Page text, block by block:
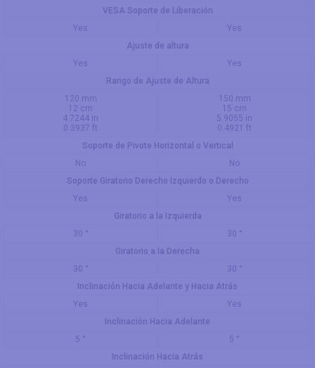
VESA Soporte de Liberación
Yes
Yes
Ajuste de altura
Yes
Yes
Rango de Ajuste de Altura
120 mm
12 cm
4.7244 in
0.3937 ft
150 mm
15 cm
5.9055 in
0.4921 ft
Soporte de Pivote Horizontal o Vertical
No
No
Soporte Giratorio Derecho Izquierdo o Derecho
Yes
Yes
Giratorio a la Izquierda
30 °
30 °
Giratorio a la Derecha
30 °
30 °
Inclinación Hacia Adelante y Hacia Atrás
Yes
Yes
Inclinación Hacia Adelante
5 °
5 °
Inclinación Hacia Atrás